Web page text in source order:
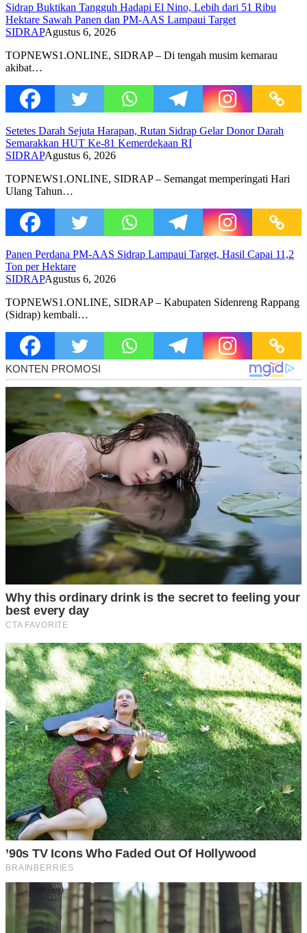
Sidrap Buktikan Tangguh Hadapi El Nino, Lebih dari 51 Ribu
Hektare Sawah Panen dan PM-AAS Lampaui Target
SIDRAPAgustus 6, 2026
TOPNEWS1.ONLINE, SIDRAP – Di tengah musim kemarau
akibat…
Setetes Darah Sejuta Harapan, Rutan Sidrap Gelar Donor Darah
Semarakkan HUT Ke-81 Kemerdekaan RI
SIDRAPAgustus 6, 2026
TOPNEWS1.ONLINE, SIDRAP – Semangat memperingati Hari
Ulang Tahun…
Panen Perdana PM-AAS Sidrap Lampaui Target, Hasil Capai 11,2
Ton per Hektare
SIDRAPAgustus 6, 2026
TOPNEWS1.ONLINE, SIDRAP – Kabupaten Sidenreng Rappang
(Sidrap) kembali…